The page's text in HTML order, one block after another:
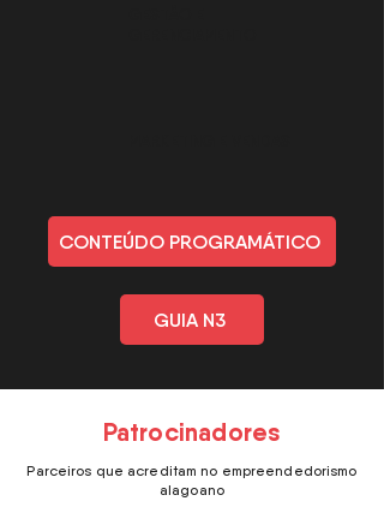
CONTEÚDO PROGRAMÁTICO
GUIA N3
Patrocinadores
Parceiros que acreditam no empreendedorismo
alagoano